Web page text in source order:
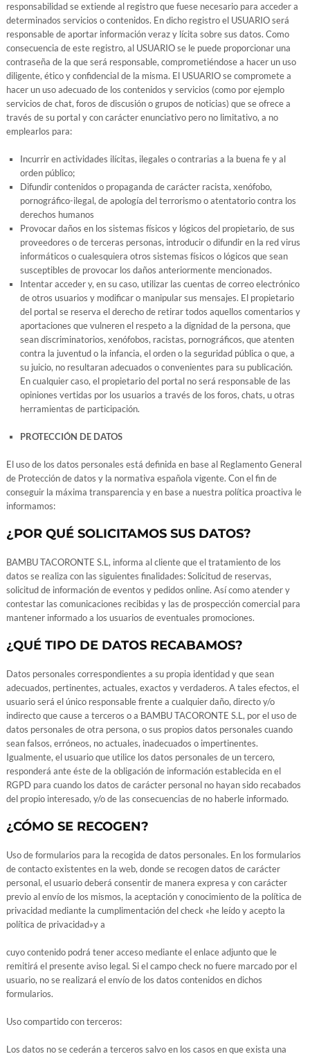
responsabilidad se extiende al registro que fuese necesario para acceder a
determinados servicios o contenidos. En dicho registro el USUARIO será
responsable de aportar información veraz y lícita sobre sus datos. Como
consecuencia de este registro, al USUARIO se le puede proporcionar una
contraseña de la que será responsable, comprometiéndose a hacer un uso
diligente, ético y confidencial de la misma. El USUARIO se compromete a
hacer un uso adecuado de los contenidos y servicios (como por ejemplo
servicios de chat, foros de discusión o grupos de noticias) que se ofrece a
través de su portal y con carácter enunciativo pero no limitativo, a no
emplearlos para:
Incurrir en actividades ilícitas, ilegales o contrarias a la buena fe y al
orden público;
Difundir contenidos o propaganda de carácter racista, xenófobo,
pornográfico-ilegal, de apología del terrorismo o atentatorio contra los
derechos humanos
Provocar daños en los sistemas físicos y lógicos del propietario, de sus
proveedores o de terceras personas, introducir o difundir en la red virus
informáticos o cualesquiera otros sistemas físicos o lógicos que sean
susceptibles de provocar los daños anteriormente mencionados.
Intentar acceder y, en su caso, utilizar las cuentas de correo electrónico
de otros usuarios y modificar o manipular sus mensajes. El propietario
del portal se reserva el derecho de retirar todos aquellos comentarios y
aportaciones que vulneren el respeto a la dignidad de la persona, que
sean discriminatorios, xenófobos, racistas, pornográficos, que atenten
contra la juventud o la infancia, el orden o la seguridad pública o que, a
su juicio, no resultaran adecuados o convenientes para su publicación.
En cualquier caso, el propietario del portal no será responsable de las
opiniones vertidas por los usuarios a través de los foros, chats, u otras
herramientas de participación.
PROTECCIÓN DE DATOS
El uso de los datos personales está definida en base al Reglamento General
de Protección de datos y la normativa española vigente. Con el fin de
conseguir la máxima transparencia y en base a nuestra política proactiva le
informamos:
¿POR QUÉ SOLICITAMOS SUS DATOS?
BAMBU TACORONTE S.L, informa al cliente que el tratamiento de los
datos se realiza con las siguientes finalidades: Solicitud de reservas,
solicitud de información de eventos y pedidos online. Así como atender y
contestar las comunicaciones recibidas y las de prospección comercial para
mantener informado a los usuarios de eventuales promociones.
¿QUÉ TIPO DE DATOS RECABAMOS?
Datos personales correspondientes a su propia identidad y que sean
adecuados, pertinentes, actuales, exactos y verdaderos. A tales efectos, el
usuario será el único responsable frente a cualquier daño, directo y/o
indirecto que cause a terceros o a BAMBU TACORONTE S.L, por el uso de
datos personales de otra persona, o sus propios datos personales cuando
sean falsos, erróneos, no actuales, inadecuados o impertinentes.
Igualmente, el usuario que utilice los datos personales de un tercero,
responderá ante éste de la obligación de información establecida en el
RGPD para cuando los datos de carácter personal no hayan sido recabados
del propio interesado, y/o de las consecuencias de no haberle informado.
¿CÓMO SE RECOGEN?
Uso de formularios para la recogida de datos personales. En los formularios
de contacto existentes en la web, donde se recogen datos de carácter
personal, el usuario deberá consentir de manera expresa y con carácter
previo al envío de los mismos, la aceptación y conocimiento de la política de
privacidad mediante la cumplimentación del check «he leído y acepto la
política de privacidad»y a
cuyo contenido podrá tener acceso mediante el enlace adjunto que le
remitirá el presente aviso legal. Si el campo check no fuere marcado por el
usuario, no se realizará el envío de los datos contenidos en dichos
formularios.
Uso compartido con terceros:
Los datos no se cederán a terceros salvo en los casos en que exista una